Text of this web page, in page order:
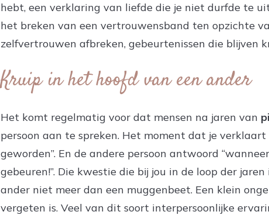
hebt, een verklaring van liefde die je niet durfde te
het breken van een vertrouwensband ten opzichte
zelfvertrouwen afbreken, gebeurtenissen die blijven
Kruip in het hoofd van een ander
Het komt regelmatig voor dat mensen na jaren van
persoon aan te spreken. Het moment dat je
geworden”. En de andere persoon antwoord
gebeuren!”. Die kwestie die bij jou in de loop der
ander niet meer dan een muggenbeet. Een klein
vergeten is. Veel van dit soort interpersoonlijke